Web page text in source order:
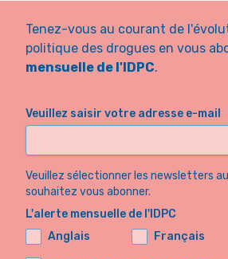
Tenez-vous au courant de
politique des drogues en vous
mensuelle de l'IDPC.
Veuillez saisir votre adresse e-mail
Veuillez sélectionner les newsletters
souhaitez vous abonner.
L'alerte mensuelle de l'IDPC
Anglais
Français